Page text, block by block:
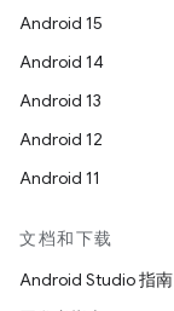
Android 15
Android 14
Android 13
Android 12
Android 11
文档和下载
Android Studio 指南